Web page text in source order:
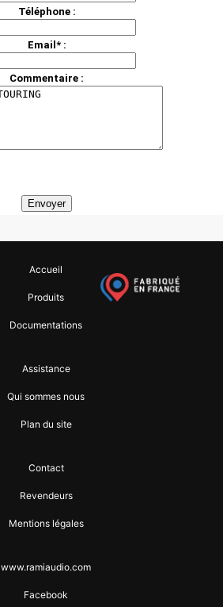
Téléphone :
Email* :
Commentaire :
Accueil
Produits
Documentations
Assistance
Qui sommes nous
Plan du site
Contact
Revendeurs
Mentions légales
www.ramiaudio.com
Facebook